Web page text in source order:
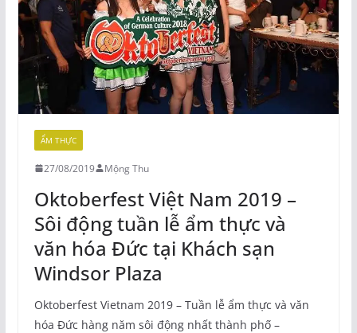
ẨM THỰC
27/08/2019 Mộng Thu
Oktoberfest Việt Nam 2019 –
Sôi động tuần lễ ẩm thực và
văn hóa Đức tại Khách sạn
Windsor Plaza
Oktoberfest Vietnam 2019 – Tuần lễ ẩm thực và văn
hóa Đức hàng năm sôi động nhất thành phố –